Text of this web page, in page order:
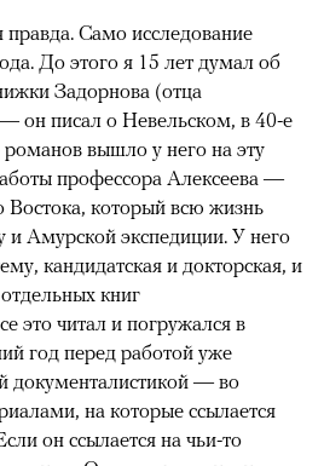
Само исследование
До этого я 15 лет думал об
Задорнова (отца
он писал о Невельском, в 40-е
вышло у него на эту
профессора Алексеева —
Востока, который всю жизнь
и Амурской экспедиции. У него
кандидатская и докторская, и
книг
это читал и погружался в
год перед работой уже
документалистикой — во
на которые ссылается
он ссылается на чьи-то